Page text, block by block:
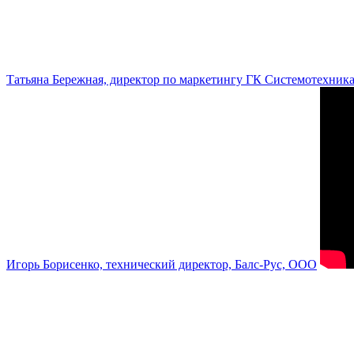
Татьяна Бережная, директор по маркетингу ГК Системотехника
Игорь Борисенко, технический директор, Балс-Рус, ООО